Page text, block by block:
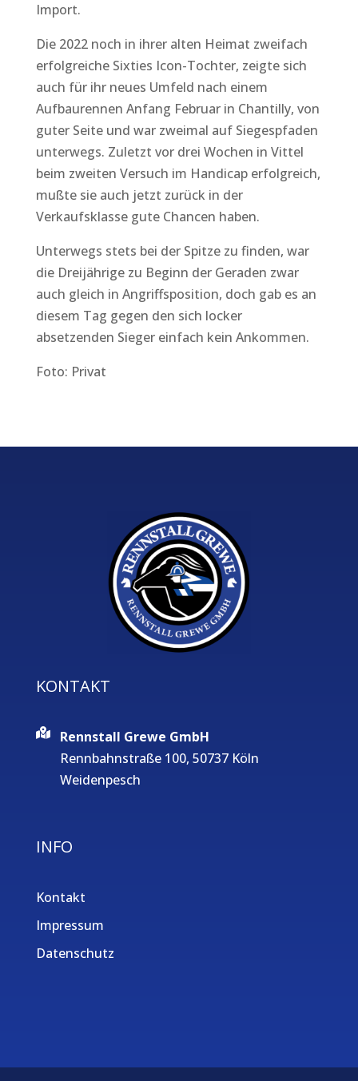
Import.
Die 2022 noch in ihrer alten Heimat zweifach
erfolgreiche Sixties Icon-Tochter, zeigte sich
auch für ihr neues Umfeld nach einem
Aufbaurennen Anfang Februar in Chantilly, von
guter Seite und war zweimal auf Siegespfaden
unterwegs. Zuletzt vor drei Wochen in Vittel
beim zweiten Versuch im Handicap erfolgreich,
mußte sie auch jetzt zurück in der
Verkaufsklasse gute Chancen haben.
Unterwegs stets bei der Spitze zu finden, war
die Dreijährige zu Beginn der Geraden zwar
auch gleich in Angriffsposition, doch gab es an
diesem Tag gegen den sich locker
absetzenden Sieger einfach kein Ankommen.
Foto: Privat
KONTAKT
Rennstall Grewe GmbH
Rennbahnstraße 100, 50737 Köln
Weidenpesch
INFO
Kontakt
Impressum
Datenschutz